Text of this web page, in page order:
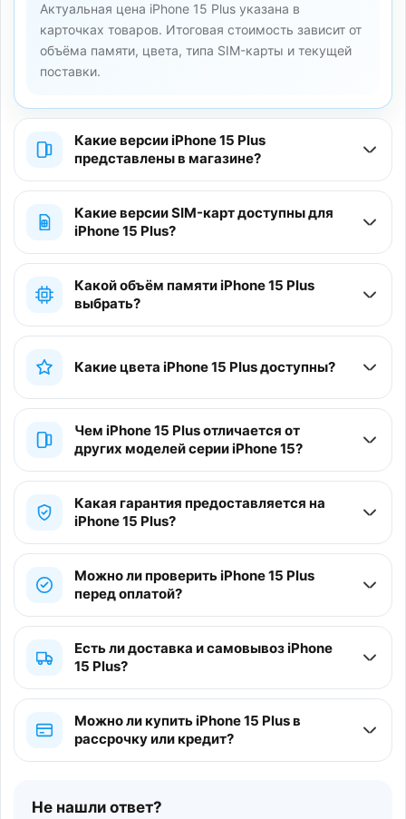
Актуальная цена iPhone 15 Plus указана в
карточках товаров. Итоговая стоимость зависит от
объёма памяти, цвета, типа SIM-карты и текущей
поставки.
Какие версии iPhone 15 Plus
представлены в магазине?
Какие версии SIM-карт доступны для
iPhone 15 Plus?
Какой объём памяти iPhone 15 Plus
выбрать?
Какие цвета iPhone 15 Plus доступны?
Чем iPhone 15 Plus отличается от
других моделей серии iPhone 15?
Какая гарантия предоставляется на
iPhone 15 Plus?
Можно ли проверить iPhone 15 Plus
перед оплатой?
Есть ли доставка и самовывоз iPhone
15 Plus?
Можно ли купить iPhone 15 Plus в
рассрочку или кредит?
Не нашли ответ?